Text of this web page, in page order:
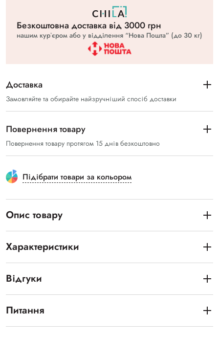
Безкоштовна доставка вiд 3000 грн
нашим курʼєром або у відділення “Нова Пошта” (до 30 кг)
Доставка
Замовляйте та обирайте найзручніший спосіб доставки
Повернення товару
Повернення товару протягом 15 днів безкоштовно
Підібрати товари за кольором
Опис товару
Характеристики
Відгуки
Питання